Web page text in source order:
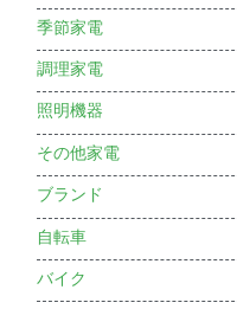
季節家電
調理家電
照明機器
その他家電
ブランド
自転車
バイク